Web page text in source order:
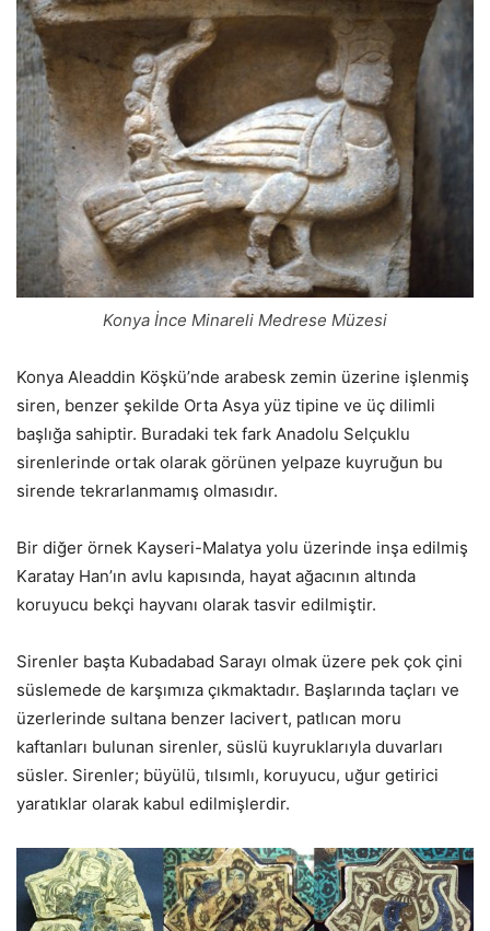
Konya İnce Minareli Medrese Müzesi
Konya Aleaddin Köşkü’nde arabesk zemin üzerine işlenmiş
siren, benzer şekilde Orta Asya yüz tipine ve üç dilimli
başlığa sahiptir. Buradaki tek fark Anadolu Selçuklu
sirenlerinde ortak olarak görünen yelpaze kuyruğun bu
sirende tekrarlanmamış olmasıdır.
Bir diğer örnek Kayseri-Malatya yolu üzerinde inşa edilmiş
Karatay Han’ın avlu kapısında, hayat ağacının altında
koruyucu bekçi hayvanı olarak tasvir edilmiştir.
Sirenler başta Kubadabad Sarayı olmak üzere pek çok çini
süslemede de karşımıza çıkmaktadır. Başlarında taçları ve
üzerlerinde sultana benzer lacivert, patlıcan moru
kaftanları bulunan sirenler, süslü kuyruklarıyla duvarları
süsler. Sirenler; büyülü, tılsımlı, koruyucu, uğur getirici
yaratıklar olarak kabul edilmişlerdir.